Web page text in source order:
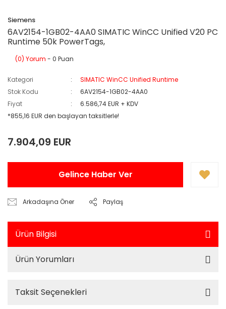
Siemens
6AV2154-1GB02-4AA0 SIMATIC WinCC Unified V20 PC
Runtime 50k PowerTags,
(0) Yorum - 0 Puan
Kategori
SIMATIC WinCC Unified Runtime
Stok Kodu
6AV2154-1GB02-4AA0
Fiyat
6.586,74 EUR + KDV
*855,16 EUR den başlayan taksitlerle!
7.904,09 EUR
Gelince Haber Ver
Arkadaşına Öner Paylaş
Ürün Bilgisi
Ürün Yorumları
Taksit Seçenekleri